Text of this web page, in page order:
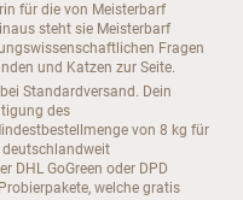
für die von Meisterbarf
steht sie Meisterbarf
Fragen
und Katzen zur Seite.
Standardversand. Dein
des
von 8 kg für
DHL GoGreen oder DPD
welche gratis